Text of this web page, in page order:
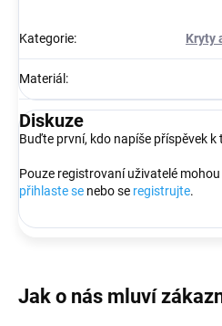
Kategorie: Kryty
Materiál :
Diskuze
Buďte první, kdo napíše příspěvek k
Pouze registrovaní uživatelé
přihlaste se nebo se registrujte.